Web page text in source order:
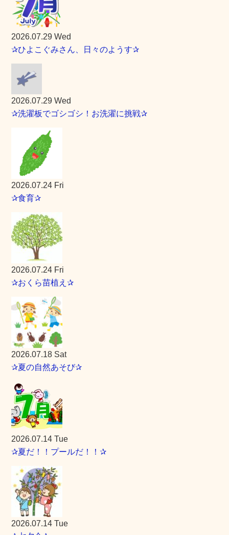
2026.07.29 Wed
✰ひよこぐみさん、日々のようす✰
2026.07.29 Wed
✰洗濯板でゴシゴシ！お洗濯に挑戦✰
2026.07.24 Fri
✰食育✰
2026.07.24 Fri
✰おくら苗植え✰
2026.07.18 Sat
✰夏の自然あそび✰
2026.07.14 Tue
✰夏だ！！プールだ！！✰
2026.07.14 Tue